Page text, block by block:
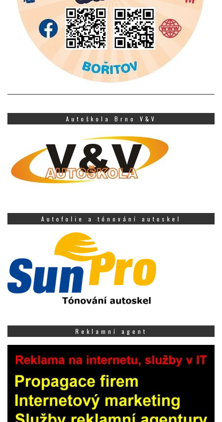
Autoškola Brno V&V
Autofolie a tónování autoskel
Reklamní agent